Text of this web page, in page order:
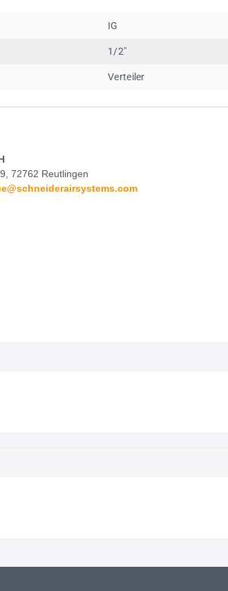
IG
1/2"
Verteiler
72762 Reutlingen